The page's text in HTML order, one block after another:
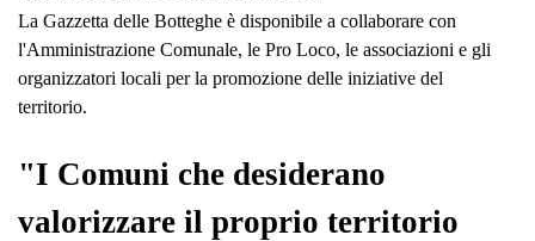
La Gazzetta delle Botteghe è disponibile a collaborare con
l'Amministrazione Comunale, le Pro Loco, le associazioni e gli
organizzatori locali per la promozione delle iniziative del
territorio.
"I Comuni che desiderano
valorizzare il proprio territorio